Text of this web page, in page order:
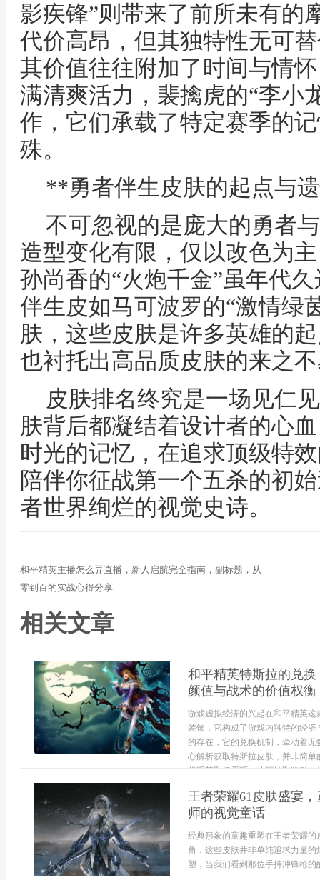
影疾锋”则带来了前所未有的
代价高昂，但其独特性无可
其价值往往附加了时间与情
满清爽活力，裴擒虎的“李小
作，它们承载了特定赛季的
殊。
**勇者伴生皮肤的起点与
不可忽视的是庞大的勇者
造型变化有限，仅以改色为
孙尚香的“火炮千金”虽年代
伴生皮如马可波罗的“激情绿
肤，这些皮肤是许多英雄的
也衬托出高品质皮肤的来之
皮肤排名终究是一场见仁
肤背后都凝结着设计者的心
时光的记忆，在追求顶级特
陪伴你征战第一个五杀的初
者世界绚烂的视觉史诗。
和平精英主播怎么弄直播，新人启航完全指南，副标题，从
零到百的实战心得分享
相关文章
和平精英特斯拉的兑
颜值与战术的价值权衡
游戏虚拟经济的兴起在和平精英
装饰，它构成了游戏内独特的经
的存在，它的兑换机制，牵动着
心解析获取特斯拉皮肤，并非简
货币获取扭蛋币，从而抽取奖励，
王者荣耀61皮肤盛宴
师的视觉童话
经典形象的童趣重塑在王者荣耀
角，这些皮肤并非单纯追求力量
塑，当我们看到那位手持冲锋枪